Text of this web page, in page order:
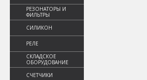
РЕЗОНАТОРЫ И
ФИЛЬТРЫ
СИЛИКОН
РЕЛЕ
СКЛАДСКОЕ
ОБОРУДОВАНИЕ
СЧЕТЧИКИ